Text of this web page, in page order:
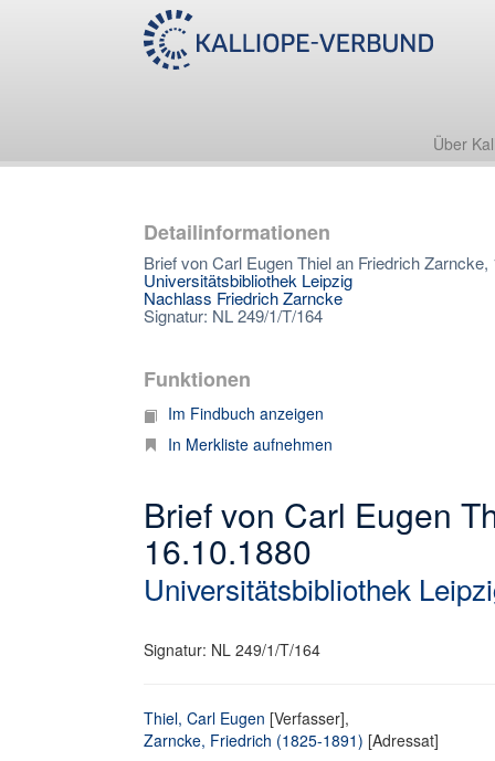
Über
Detailinformationen
Brief von Carl Eugen Thiel an Friedrich Zarncke,
Universitätsbibliothek Leipzig
Nachlass Friedrich Zarncke
Signatur: NL 249/1/T/164
Funktionen
Im Findbuch anzeigen
In Merkliste aufnehmen
Brief von Carl Eugen
16.10.1880
Universitätsbibliothek
Signatur: NL 249/1/T/164
Thiel, Carl Eugen [Verfasser],
Zarncke, Friedrich (1825-1891) [Adressat]